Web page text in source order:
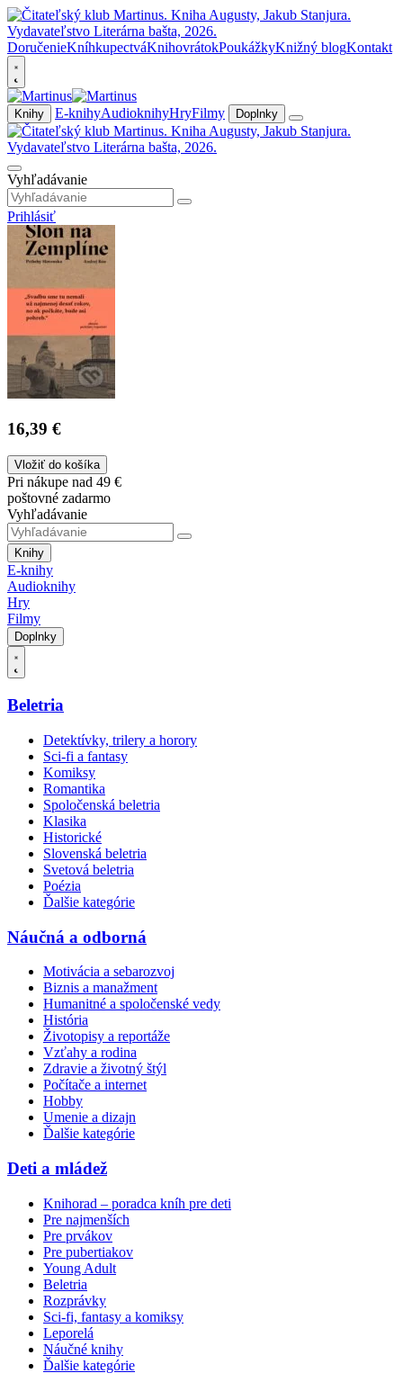
DoručenieKníhkupectváKnihovrátokPoukážkyKnižný blogKontakt
Knihy E-knihyAudioknihyHryFilmy Doplnky
Vyhľadávanie
Prihlásiť
16,39 €
Vložiť do košíka
Pri nákupe nad 49 €
poštovné zadarmo
Vyhľadávanie
Knihy
E-knihy
Audioknihy
Hry
Filmy
Doplnky
Beletria
Detektívky, trilery a horory
Sci-fi a fantasy
Komiksy
Romantika
Spoločenská beletria
Klasika
Historické
Slovenská beletria
Svetová beletria
Poézia
Ďalšie kategórie
Náučná a odborná
Motivácia a sebarozvoj
Biznis a manažment
Humanitné a spoločenské vedy
História
Životopisy a reportáže
Vzťahy a rodina
Zdravie a životný štýl
Počítače a internet
Hobby
Umenie a dizajn
Ďalšie kategórie
Deti a mládež
Knihorad – poradca kníh pre deti
Pre najmenších
Pre prvákov
Pre pubertiakov
Young Adult
Beletria
Rozprávky
Sci-fi, fantasy a komiksy
Leporelá
Náučné knihy
Ďalšie kategórie